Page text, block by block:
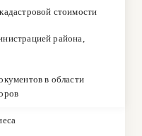
стоимости
района,
в области